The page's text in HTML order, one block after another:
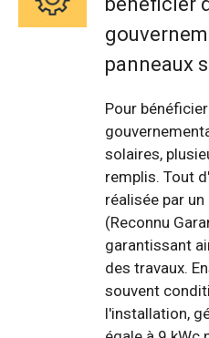
panneaux
Pour
solaires,
remplis. Tout
réalisée par
(Reconnu
garantissant
des travaux.
souvent
l'installation,